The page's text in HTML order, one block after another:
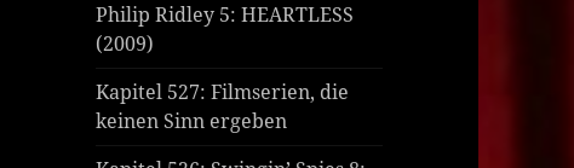
Philip Ridley 5: HEARTLESS
(2009)
Kapitel 527: Filmserien, die
keinen Sinn ergeben